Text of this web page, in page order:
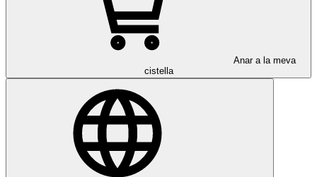
Anar a la meva
cistella